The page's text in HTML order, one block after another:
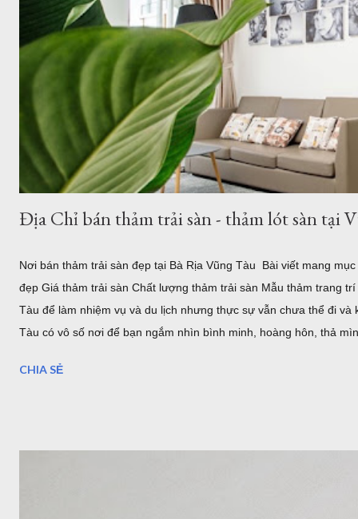
Địa Chỉ bán thảm trải sàn - thảm lót sàn tại
Nơi bán thảm trải sàn đẹp tại Bà Rịa Vũng Tàu Bài viết mang
đẹp Giá thảm trải sàn Chất lượng thảm trải sàn Mẫu thảm trang
Tàu để làm nhiệm vụ và du lịch nhưng thực sự vẫn chưa thể đi
Tàu có vô số nơi để bạn ngắm nhìn bình minh, hoàng hôn, thả
cho khách hàng tại Homestead Vũng Tàu Hiện tại Thảm Đẹp
CHIA SẺ